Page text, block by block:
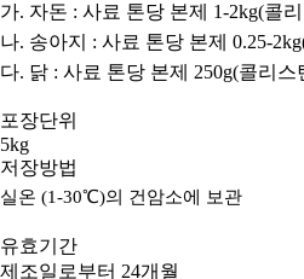
가. 자돈 : 사료 톤당 본제 1-2kg(콜
나. 송아지 : 사료 톤당 본제 0.25-
다. 닭 : 사료 톤당 본제 250g(콜리스
포장단위
5kg
저장방법
실온 (1-30℃)의 건암소에 보관
유효기간
제조일로부터 24개월